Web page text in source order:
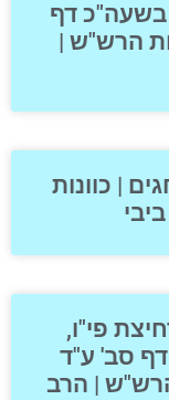
דף
הרש"ש |
| כוונות
פי"ו,
סב' ע"ד
| הרב